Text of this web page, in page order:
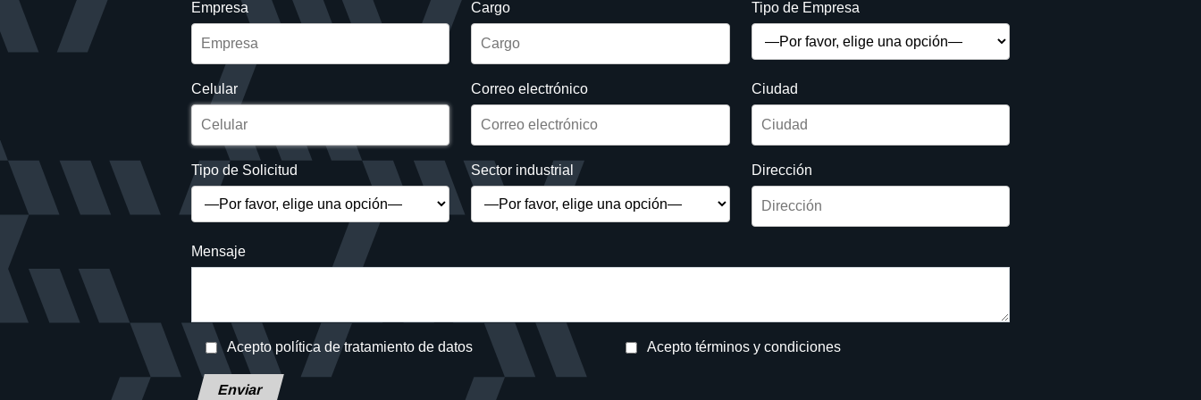
Empresa Cargo Tipo de Empresa
Celular Correo electrónico Ciudad
Tipo de Solicitud Sector industrial Dirección
Mensaje
Acepto política de tratamiento de datos Acepto términos y condiciones
Deja este campo en blanco, por favor.